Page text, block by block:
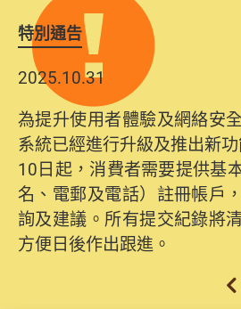
特別通告
2025.10.31
為提升使用者體驗及網絡安
系統已經進行升級及推出新
10日起，消費者需要提供基
名、電郵及電話）註冊帳戶
詢及建議。所有提交紀錄將
方便日後作出跟進。